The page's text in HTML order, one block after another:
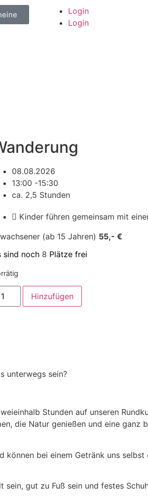
Login
Login
08.08.2026
13:00 -15:30
ca. 2,5 Stunden
Kinder führen gemeinsam mit
(ab 15 Jahren) 55,- €
sind noch 8 Plätze frei
Hinzufügen
unterwegs sein?
Stunden auf unseren
die Natur genießen und eine ganz
bei einem Getränk uns
gut zu Fuß sein und festes